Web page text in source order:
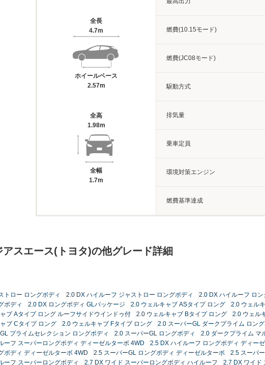
全長
4.7m
ホイールベース
2.57m
全高
1.98m
全幅
1.7m
燃費(10.15モード)
燃費(JC08モード)
駆動方式
排気量
乗車定員
環境対策エンジン
燃費基準達成
アスエース(トヨタ)の他グレード詳細
トロー ロングボディ 2.0 DX ハイルーフ ジャストロー ロングボディ 2.0 DX ハイルーフ ロン
ボディ
2.0 DX ロングボディ GLパッケージ 2.0 ウェルキャブ ASタイプ ロング
2.0 ウェル
ブ Aタイプ ロング ルーフサイドウインドゥ付
2.0 ウェルキャブ Bタイプ ロング
2.0 ウェル
ブ Cタイプ ロング
2.0 ウェルキャブ Fタイプ ロング 2.0 スーパーGL ダークプライム ロン
プライムセレクション ロングボディ
2.0 スーパーGL ロングボディ 2.0 ダークプライム マ
ーフ スーパーロングボディ ディーゼルターボ 4WD
2.5 DX ハイルーフ ロングボディ ディー
ボディ ディーゼルターボ 4WD
2.5 スーパーGL ロングボディ ディーゼルターボ
2.5 スーパ
ーフ スーパーロングボディ
2.7 DX ワイド スーパーロングボディ ハイルーフ 2.7 DX ワイド